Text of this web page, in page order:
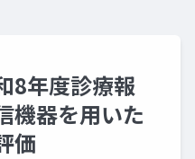
8年度診療報
機器を用いた
価